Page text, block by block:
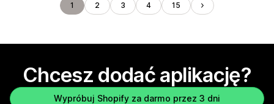
1 2 3 4 15
Chcesz dodać aplikację?
Wypróbuj Shopify za darmo przez 3 dni